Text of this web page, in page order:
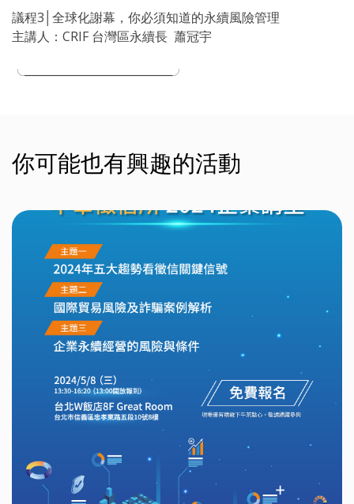
議程3│全球化謝幕，你必須知道的永續風險管理 ​ ​
主講人：CRIF 台灣區永續長 ​ 蕭冠宇
╰─────────────────╯
你可能也有興趣的活動